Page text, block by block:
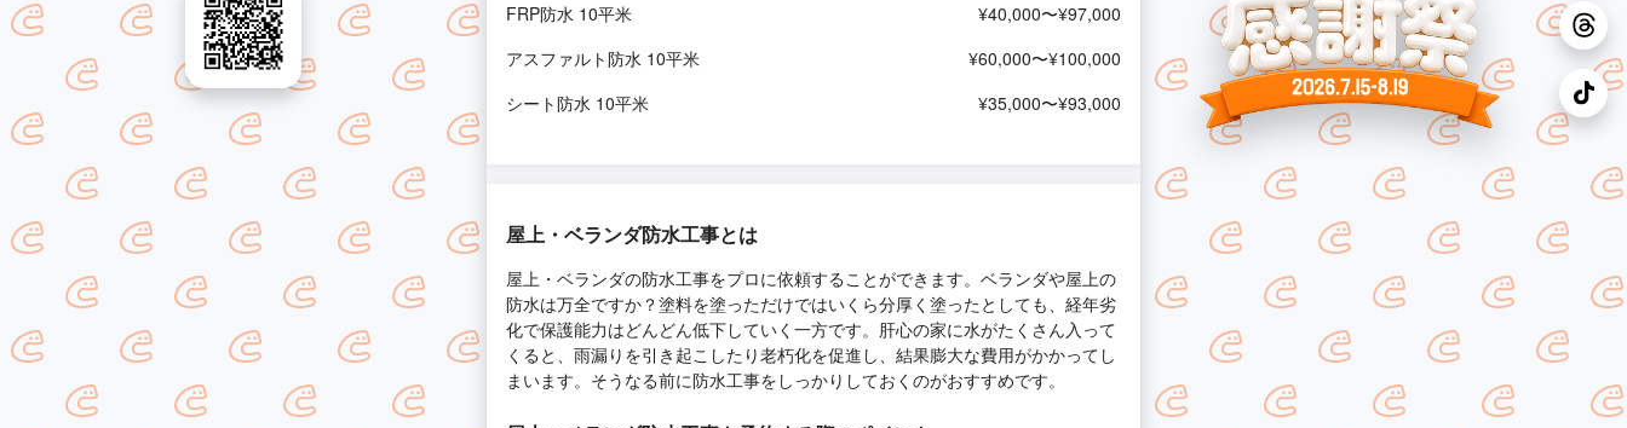
FRP防水 10平米
¥40,000〜¥97,000
アスファルト防水 10平米
¥60,000〜¥100,000
シート防水 10平米
¥35,000〜¥93,000
屋上・ベランダ防水工事とは
屋上・ベランダの防水工事をプロに依頼することができます。ベランダや屋上の
防水は万全ですか？塗料を塗っただけではいくら分厚く塗ったとしても、経年劣
化で保護能力はどんどん低下していく一方です。肝心の家に水がたくさん入って
くると、雨漏りを引き起こしたり老朽化を促進し、結果膨大な費用がかかってし
まいます。そうなる前に防水工事をしっかりしておくのがおすすめです。